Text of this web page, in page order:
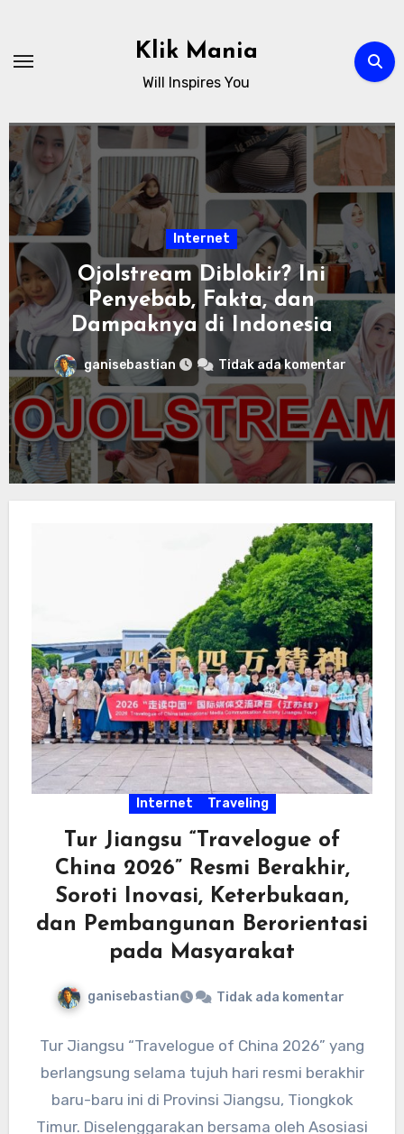
content
Klik Mania
Will Inspires You
Internet
Ojolstream Diblokir? Ini
Penyebab, Fakta, dan
Dampaknya di Indonesia
ganisebastian Tidak ada komentar
Internet Traveling
Tur Jiangsu “Travelogue of
China 2026” Resmi Berakhir,
Soroti Inovasi, Keterbukaan,
dan Pembangunan Berorientasi
pada Masyarakat
ganisebastian Tidak ada komentar
Tur Jiangsu “Travelogue of China 2026” yang
berlangsung selama tujuh hari resmi berakhir
baru-baru ini di Provinsi Jiangsu, Tiongkok
Timur. Diselenggarakan bersama oleh Asosiasi